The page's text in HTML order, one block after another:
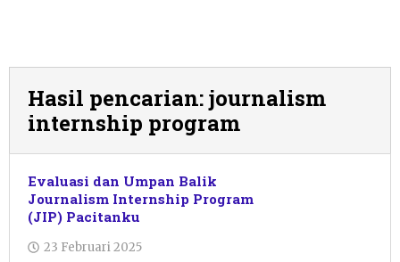
Hasil pencarian: journalism
internship program
Evaluasi dan Umpan Balik
Journalism Internship Program
(JIP) Pacitanku
23 Februari 2025